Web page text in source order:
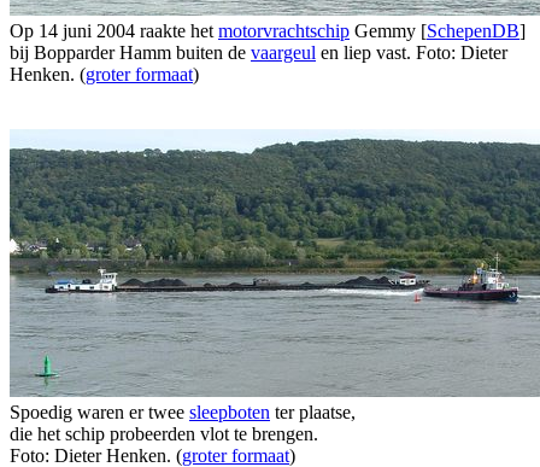
Op 14 juni 2004 raakte het motorvrachtschip Gemmy [SchepenDB]
bij Bopparder Hamm buiten de vaargeul en liep vast. Foto: Dieter
Henken. (groter formaat)
Spoedig waren er twee sleepboten ter plaatse,
die het schip probeerden vlot te brengen.
Foto: Dieter Henken. (groter formaat)